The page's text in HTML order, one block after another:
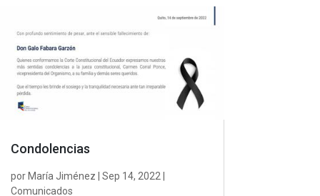
Condolencias
por María Jiménez Sep 14, 2022
Comunicados